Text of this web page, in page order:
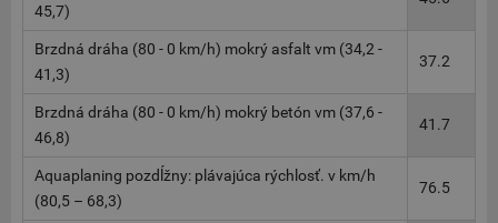
45,7)
Brzdná dráha (80 - 0 km/h) mokrý asfalt vm (34,2 -
41,3)
37.2
Brzdná dráha (80 - 0 km/h) mokrý betón vm (37,6 -
46,8)
41.7
Aquaplaning pozdĺžny: plávajúca rýchlosť. v km/h
(80,5 – 68,3)
76.5